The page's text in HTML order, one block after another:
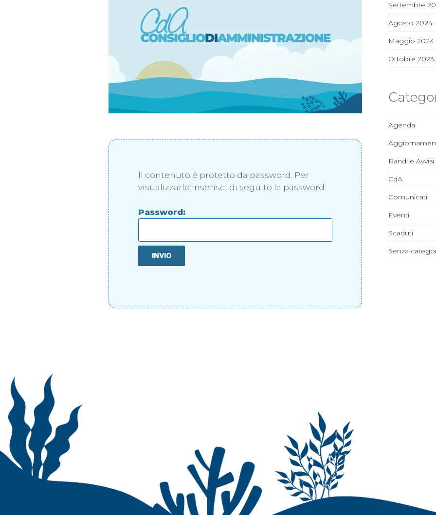
Il contenuto è protetto da password. Per
visualizzarlo inserisci di seguito la password:
Password:
Settembre
Agosto 2024
Maggio 2024
Ottobre 2023
Agenda
Bandi e Avvisi
CdA
Comunicati
Eventi
Scaduti
Senza